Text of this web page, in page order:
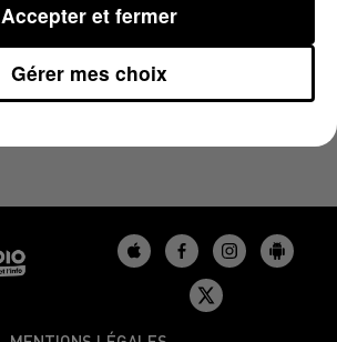
Gérer mes choix
Accepter et fermer